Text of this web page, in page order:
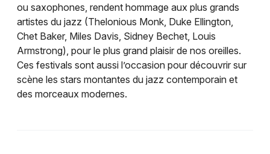
ou saxophones, rendent hommage aux plus grands
artistes du jazz (Thelonious Monk, Duke Ellington,
Chet Baker, Miles Davis, Sidney Bechet, Louis
Armstrong), pour le plus grand plaisir de nos oreilles.
Ces festivals sont aussi l’occasion pour découvrir sur
scène les stars montantes du jazz contemporain et
des morceaux modernes.